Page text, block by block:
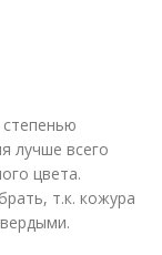
лучше всего
цвета.
т.к. кожура